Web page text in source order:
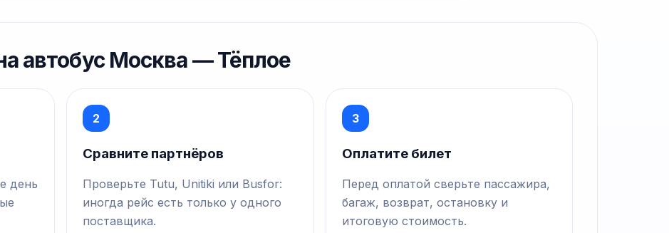
автобус Москва — Тёплое
день
2
Сравните партнёров
Проверьте Tutu, Unitiki или Busfor:
иногда рейс есть только у одного
поставщика.
3
Оплатите билет
Перед оплатой сверьте пассажира,
багаж, возврат, остановку и
итоговую стоимость.